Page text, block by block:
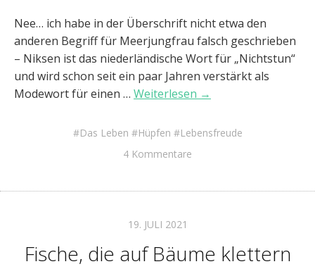
Nee… ich habe in der Überschrift nicht etwa den
anderen Begriff für Meerjungfrau falsch geschrieben
– Niksen ist das niederländische Wort für „Nichtstun“
und wird schon seit ein paar Jahren verstärkt als
Modewort für einen … Weiterlesen →
Das Leben Hüpfen
Lebensfreude
4 Kommentare
19. JULI 2021
Fische, die auf Bäume klettern